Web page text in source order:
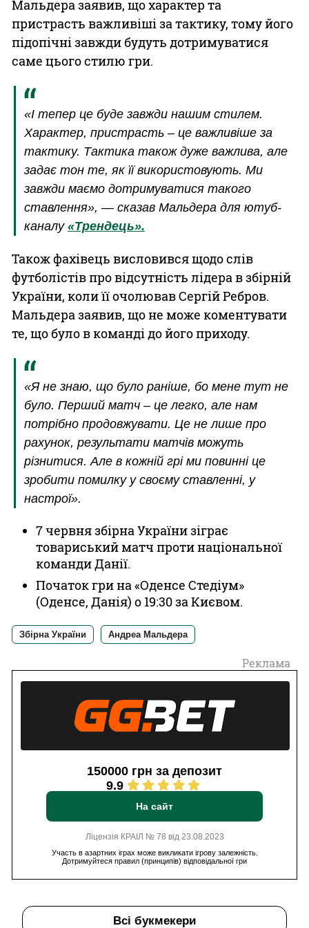
Мальдера заявив, що характер та
пристрасть важливіші за тактику, тому його
підопічні завжди будуть дотримуватися
саме цього стилю гри.
«І тепер це буде завжди нашим стилем.
Характер, пристрасть – це важливіше за
тактику. Тактика також дуже важлива, але
задає тон те, як її використовують. Ми
завжди маємо дотримуватися такого
ставлення», — сказав Мальдера для ютуб-
каналу «Трендець».
Також фахівець висловився щодо слів
футболістів про відсутність лідера в збірній
України, коли її очолював Сергій Ребров.
Мальдера заявив, що не може коментувати
те, що було в команді до його приходу.
«Я не знаю, що було раніше, бо мене тут не
було. Перший матч – це легко, але нам
потрібно продовжувати. Це не лише про
рахунок, результати матчів можуть
різнитися. Але в кожній грі ми повинні це
зробити помилку у своєму ставленні, у
настрої».
7 червня збірна України зіграє
товариський матч проти національної
команди Данії.
Початок гри на «Оденсе Стедіум»
(Оденсе, Данія) о 19:30 за Києвом.
Збірна України Андреа Мальдера
Реклама
150000 грн за депозит
9.9
На сайт
Ліцензія КРАІЛ № 78 від 23.08.2023
Участь в азартних іграх може викликати ігрову залежність.
Дотримуйтеся правил (принципів) відповідальної гри
Всі букмекери